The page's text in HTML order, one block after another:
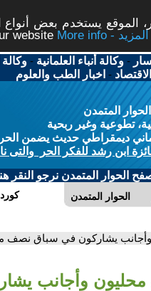
الموقع يستخدم بعض
website
More info - المزيد
-وكالة أنباء العلمانية -وكالة
الاقتصاد - اخبار الطب والعلوم
المتمدن
تطوعية وغير ربحية
ديمقراطي حديث يضمن الحرية
ابن رشد للفكر الحر والتى
الحوار المتمدن نرجو النقر
الحوار المتمدن
يشاركون في سباق نصف
محليون وأجانب